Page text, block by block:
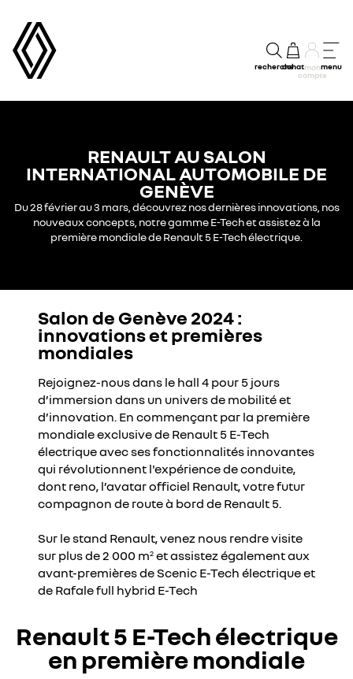
rechercheachatmon
compte
menu
RENAULT AU SALON
INTERNATIONAL AUTOMOBILE DE
GENÈVE
Du 28 février au 3 mars, découvrez nos dernières innovations, nos
nouveaux concepts, notre gamme E-Tech et assistez à la
première mondiale de Renault 5 E-Tech électrique.
Salon de Genève 2024 :
innovations et premières
mondiales
Rejoignez-nous dans le hall 4 pour 5 jours
d’immersion dans un univers de mobilité et
d’innovation. En commençant par la première
mondiale exclusive de Renault 5 E-Tech
électrique avec ses fonctionnalités innovantes
qui révolutionnent l'expérience de conduite,
dont reno, l’avatar officiel Renault, votre futur
compagnon de route à bord de Renault 5.
Sur le stand Renault, venez nous rendre visite
sur plus de 2 000 m2 et assistez également aux
avant-premières de Scenic E-Tech électrique et
de Rafale full hybrid E-Tech
Renault 5 E-Tech électrique
en première mondiale